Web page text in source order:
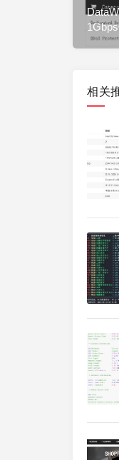
相关